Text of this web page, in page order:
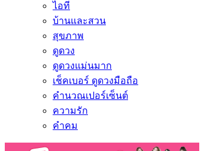
ไอที
บ้านและสวน
สุขภาพ
ดูดวง
ดูดวงแม่นมาก
เช็คเบอร์ ดูดวงมือถือ
คำนวณเปอร์เซ็นต์
ความรัก
คำคม